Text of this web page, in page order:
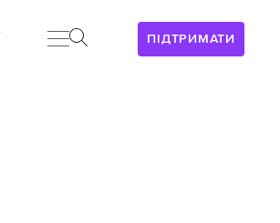
ПІДТРИМАТИ